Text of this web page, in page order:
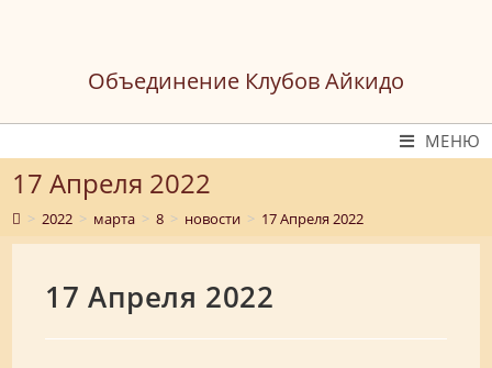
Объединение Клубов Айкидо
МЕНЮ
17 Апреля 2022
> 2022 > марта > 8 > новости > 17 Апреля 2022
17 Апреля 2022